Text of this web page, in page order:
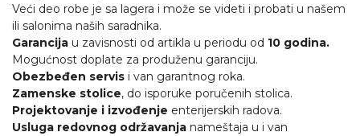
Veći deo robe je sa lagera i može se videti i probati u našem
ili salonima naših saradnika.
Garancija u zavisnosti od artikla u periodu od 10 godina.
Mogućnost doplate za produženu garanciju.
Obezbeđen servis i van garantnog roka.
Zamenske stolice, do isporuke poručenih stolica.
Projektovanje i izvođenje enterijerskih radova.
Usluga redovnog održavanja nameštaja u i van